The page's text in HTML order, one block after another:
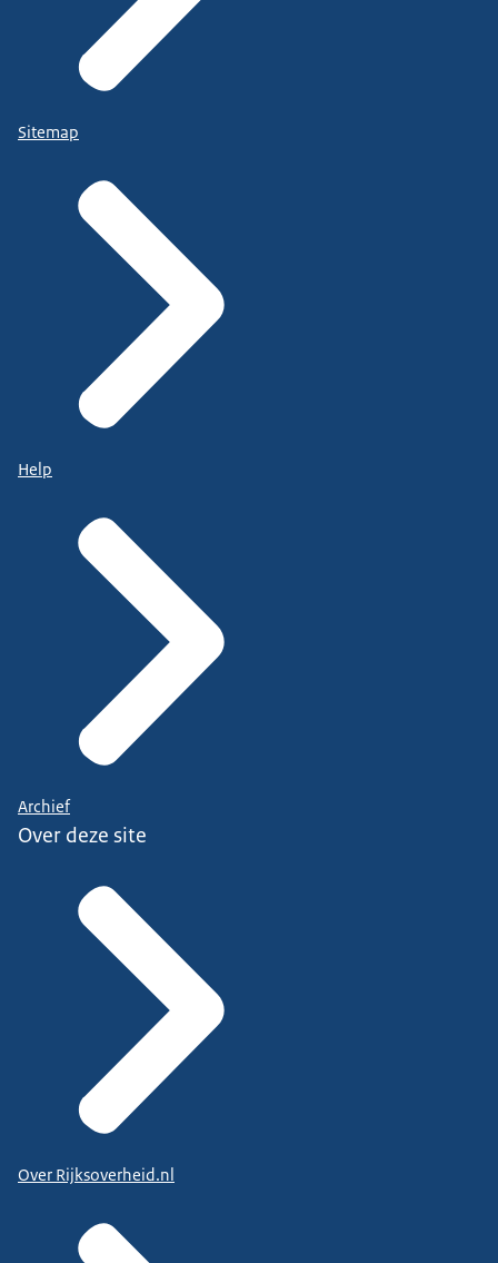
Sitemap
Help
Archief
Over deze site
Over Rijksoverheid.nl